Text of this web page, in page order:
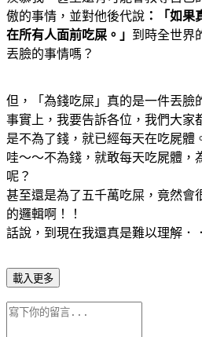
傲的事情，並對他後代說 ：「如果
在所有人面前吃屎。」 到時全世界
丟臉的事情嗎？
但，「為錢吃屎」真的是一件丟臉
事實上，我要告訴各位，我們大家
是不為了錢，就已經每天在吃屍體
哇～～不為錢，就敢每天吃屍體，
呢？
甚至還是為了五千萬吃屎，竟然會
的邏輯啊！！
話說，到現在我還真是難以理解．
載入更多